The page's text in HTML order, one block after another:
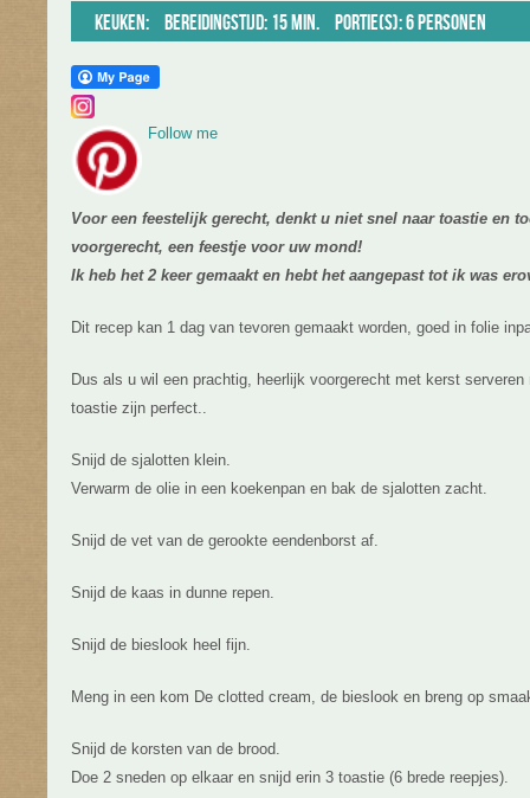
Keuken: Bereidingstijd: 15 min. Portie(s): 6 personen
Follow me
Voor een feestelijk gerecht, denkt u niet snel naar toastie en
voorgerecht, een feestje voor uw mond!
Ik heb het 2 keer gemaakt en hebt het aangepast tot ik was
Dit recep kan 1 dag van tevoren gemaakt worden, goed in folie
Dus als u wil een prachtig, heerlijk voorgerecht met kerst
toastie zijn perfect..
Snijd de sjalotten klein.
Verwarm de olie in een koekenpan en bak de sjalotten zacht.
Snijd de vet van de gerookte eendenborst af.
Snijd de kaas in dunne repen.
Snijd de bieslook heel fijn.
Meng in een kom De clotted cream, de bieslook en breng op
Snijd de korsten van de brood.
Doe 2 sneden op elkaar en snijd erin 3 toastie (6 brede reepjes).